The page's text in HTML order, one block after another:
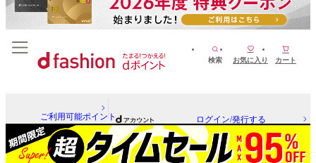
検索 お気に入り カート
ご利用可能ポイント ログイン/発行する